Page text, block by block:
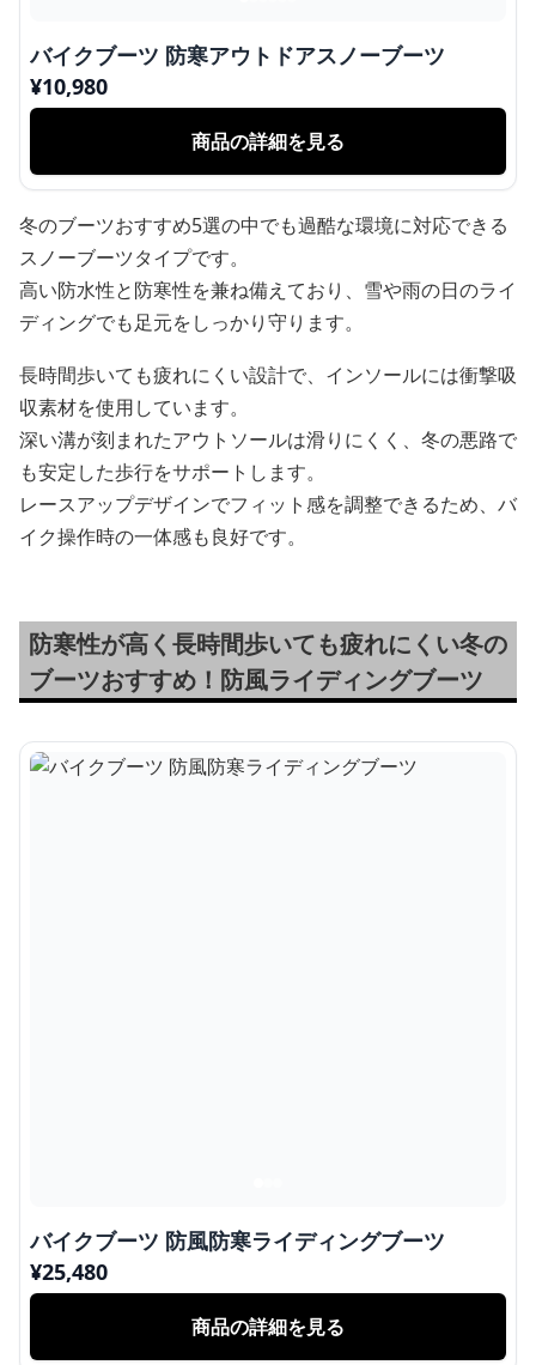
バイクブーツ 防寒アウトドアスノーブーツ
¥10,980
商品の詳細を見る
冬のブーツおすすめ5選の中でも過酷な環境に対応できる
スノーブーツタイプです。
高い防水性と防寒性を兼ね備えており、雪や雨の日のライ
ディングでも足元をしっかり守ります。
長時間歩いても疲れにくい設計で、インソールには衝撃吸
収素材を使用しています。
深い溝が刻まれたアウトソールは滑りにくく、冬の悪路で
も安定した歩行をサポートします。
レースアップデザインでフィット感を調整できるため、バ
イク操作時の一体感も良好です。
防寒性が高く長時間歩いても疲れにくい冬の
ブーツおすすめ！防風ライディングブーツ
バイクブーツ 防風防寒ライディングブーツ
¥25,480
商品の詳細を見る